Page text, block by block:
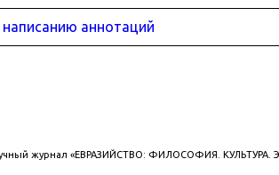
написанию аннотаций
журнал «ЕВРАЗИЙСТВО: ФИЛОСОФИЯ. КУЛЬТУРА.